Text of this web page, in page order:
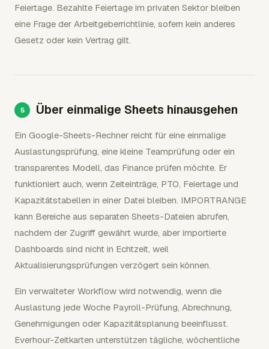
Feiertage. Bezahlte Feiertage im privaten Sektor bleiben
eine Frage der Arbeitgeberrichtlinie, sofern kein anderes
Gesetz oder kein Vertrag gilt.
Über einmalige Sheets hinausgehen
Ein Google-Sheets-Rechner reicht für eine einmalige
Auslastungsprüfung, eine kleine Teamprüfung oder ein
transparentes Modell, das Finance prüfen möchte. Er
funktioniert auch, wenn Zeiteinträge, PTO, Feiertage und
Kapazitätstabellen in einer Datei bleiben. IMPORTRANGE
kann Bereiche aus separaten Sheets-Dateien abrufen,
nachdem der Zugriff gewährt wurde, aber importierte
Dashboards sind nicht in Echtzeit, weil
Aktualisierungsprüfungen verzögert sein können.
Ein verwalteter Workflow wird notwendig, wenn die
Auslastung jede Woche Payroll-Prüfung, Abrechnung,
Genehmigungen oder Kapazitätsplanung beeinflusst.
Everhour-Zeitkarten unterstützen tägliche, wöchentliche